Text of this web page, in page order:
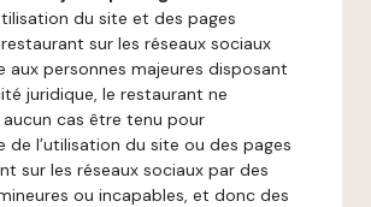
du site et des pages
sur les réseaux sociaux
aux personnes majeures disposant
juridique, le restaurant ne
cas être tenu pour
de l’utilisation du site ou des pages
sur les réseaux sociaux par des
ou incapables, et donc des